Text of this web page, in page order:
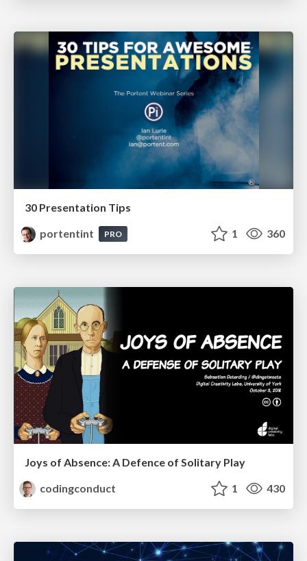
30 Presentation Tips
portentint
PRO 1 360
Joys of Absence: A Defence of Solitary Play
codingconduct
1 430